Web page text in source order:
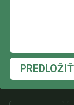
PREDLOŽIŤ